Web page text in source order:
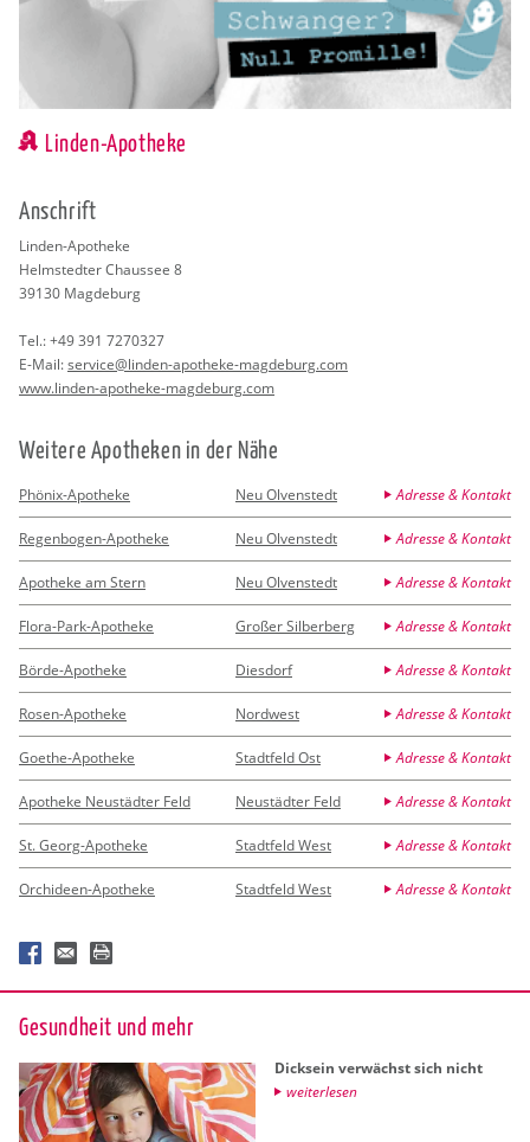
Linden-Apotheke
An­schrift
Lin­den-Apo­the­ke
Helm­sted­ter Chaus­see 8
39130 Mag­de­burg
Tel.:+49 391 7270327
E-Mail:ser­vice@​linden-​apotheke-​magdeburg.​com
www.​linden-​apotheke-​magdeburg.​com
Wei­te­re Apo­the­ken in der Nähe
Phönix-Apotheke Neu Olvenstedt Adresse & Kontakt
Regenbogen-Apotheke Neu Olvenstedt Adresse & Kontakt
Apotheke am Stern Neu Olvenstedt Adresse & Kontakt
Flora-Park-Apotheke Großer Silberberg Adresse & Kontakt
Börde-Apotheke Diesdorf Adresse & Kontakt
Rosen-Apotheke Nordwest Adresse & Kontakt
Goethe-Apotheke Stadtfeld Ost Adresse & Kontakt
Apotheke Neustädter Feld Neustädter Feld Adresse & Kontakt
St. Georg-Apotheke Stadtfeld West Adresse & Kontakt
Orchideen-Apotheke Stadtfeld West Adresse & Kontakt
Ge­sund­heit und mehr
Dick­sein ver­wächst sich nicht
wei­ter­le­sen